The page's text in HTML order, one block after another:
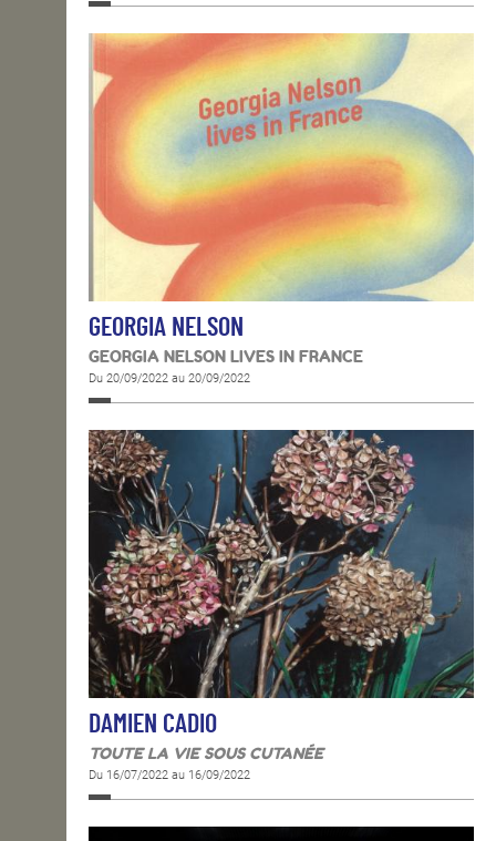
GEORGIA NELSON
GEORGIA NELSON LIVES IN FRANCE
Du 20/09/2022 au 20/09/2022
DAMIEN CADIO
TOUTE LA VIE SOUS CUTANÉE
Du 16/07/2022 au 16/09/2022